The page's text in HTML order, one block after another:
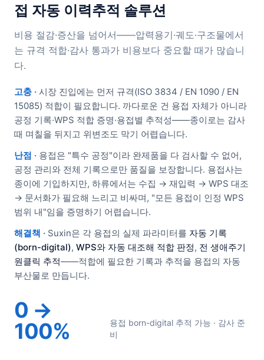
접 자동 이력추적 솔루션
비용 절감·증산을 넘어서——압력용기·궤도·구조물에서
는 규격 적합·감사 통과가 비용보다 중요할 때가 많습니
다.
고충 · 시장 진입에는 먼저 규격(ISO 3834 / EN 1090 / EN
15085) 적합이 필요합니다. 까다로운 건 용접 자체가 아니라
공정 기록·WPS 적합 증명·용접별 추적성——종이로는 감사
때 며칠을 뒤지고 위변조도 막기 어렵습니다.
난점 · 용접은 "특수 공정"이라 완제품을 다 검사할 수 없어,
공정 관리와 전체 기록으로만 품질을 보장합니다. 용접사는
종이에 기입하지만, 하류에서는 수집 → 재입력 → WPS 대조
→ 문서화가 필요해 느리고 비싸며, "모든 용접이 인정 WPS
범위 내"임을 증명하기 어렵습니다.
해결책 · Suxin은 각 용접의 실제 파라미터를 자동 기록
(born-digital), WPS와 자동 대조해 적합 판정, 전 생애주기
원클릭 추적——적합에 필요한 기록과 추적을 용접의 자동
부산물로 만듭니다.
0 →
100%
용접 born-digital 추적 가능 · 감사 준
비